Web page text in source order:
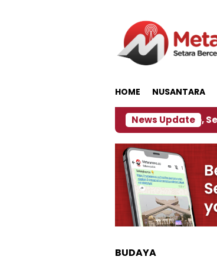
HOME NUSANTARA
News Update
Dampak El Nino, Sejumlah
BUDAYA